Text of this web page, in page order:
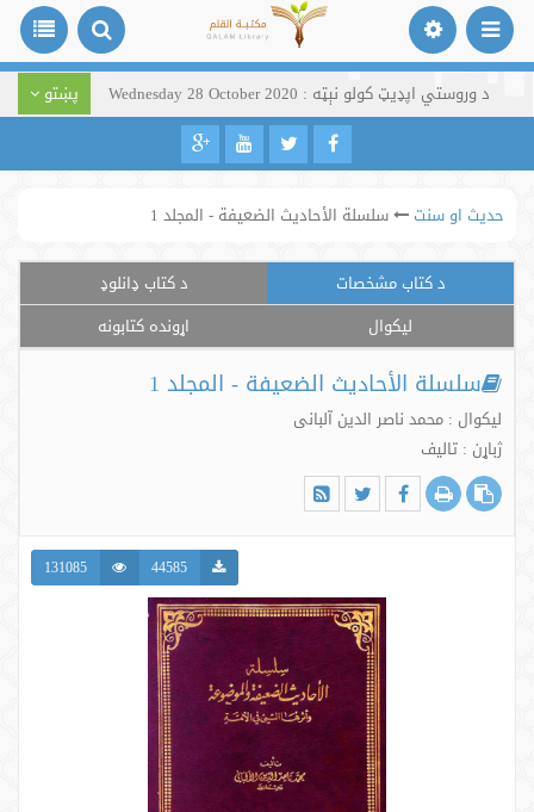
د وروستي اپډیټ کولو نېټه : Wednesday 28 October 2020 پښتو
حدیث او سنت سلسلة الأحاديث الضعيفة - المجلد 1
د کتاب مشخصات
د کتاب ډانلوډ
لیکوال
اړونده کتابونه
سلسلة الأحاديث الضعيفة - المجلد 1
لیکوال : محمد ناصر الدین آلبانی
ژباړن : تالیف
44585
131085